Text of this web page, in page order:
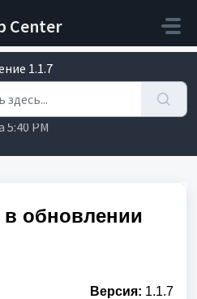
Center
1.1.7
5:40 PM
в обновлении
Версия: 1.1.7